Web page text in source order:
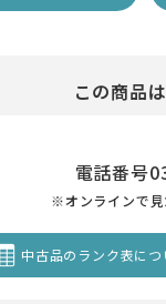
この商品
電話番号
※オンラインで見
中古品のランク表に